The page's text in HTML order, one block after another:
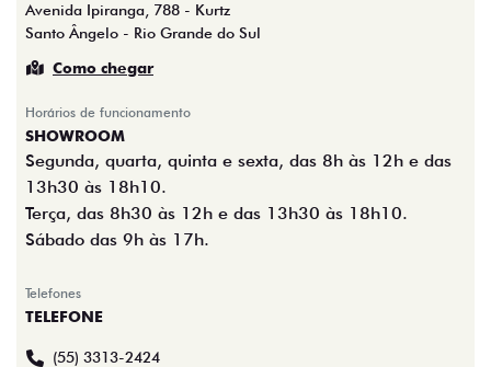
Avenida Ipiranga, 788 - Kurtz
Santo Ângelo - Rio Grande do Sul
Como chegar
Horários de funcionamento
SHOWROOM
Segunda, quarta, quinta e sexta, das 8h às 12h e das
13h30 às 18h10.
Terça, das 8h30 às 12h e das 13h30 às 18h10.
Sábado das 9h às 17h.
Telefones
TELEFONE
(55) 3313-2424